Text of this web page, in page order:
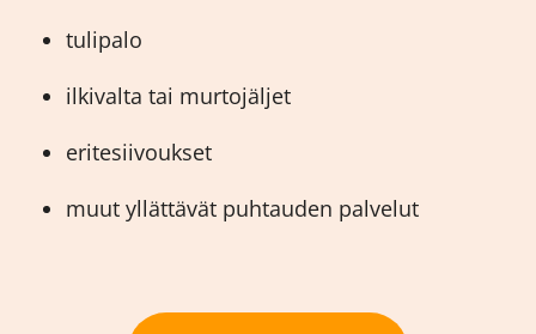
tulipalo
ilkivalta tai murtojäljet
eritesiivoukset
muut yllättävät puhtauden palvelut